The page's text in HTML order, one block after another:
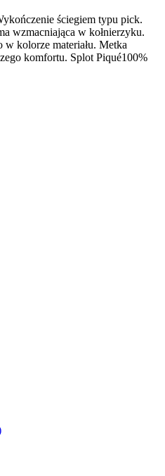
ściegiem typu pick.
wzmacniająca w kołnierzyku.
kolorze materiału. Metka
komfortu. Splot Piqué100%